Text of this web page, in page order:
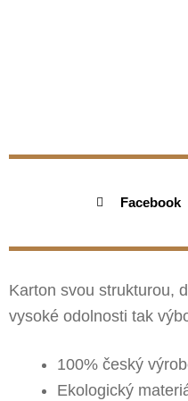
Facebook
Karton svou strukturou,
vysoké odolnosti tak
100% český
Ekologický